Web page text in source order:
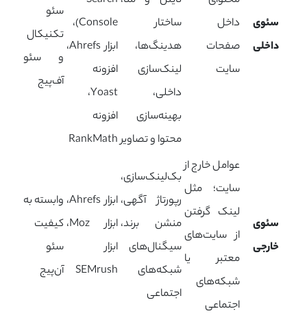
سئوی
داخلی
داخل
صفحات
سایت
ساختار
هدینگ‌ها،
لینک‌سازی
داخلی،
بهینه‌سازی
محتوا و تصاویر
Console)،
ابزار Ahrefs،
افزونه
Yoast،
افزونه
RankMath
سئو
تکنیکال
و سئو
آف‌پیج
سئوی
خارجی
عوامل خارج از
سایت؛ مثل
لینک گرفتن
از سایت‌های
معتبر یا
شبکه‌های
اجتماعی
بک‌لینک‌سازی،
رپورتاژ آگهی،
منشن برند،
سیگنال‌های
شبکه‌های
اجتماعی
ابزار Ahrefs،
ابزار Moz،
ابزار
SEMrush
وابسته به
کیفیت
سئو
آن‌پیج